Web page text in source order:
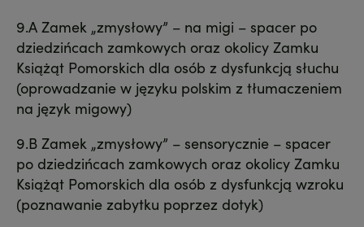
9.A Zamek „zmysłowy” – na migi – spacer po
dziedzińcach zamkowych oraz okolicy Zamku
Książąt Pomorskich dla osób z dysfunkcją słuchu
(oprowadzanie w języku polskim z tłumaczeniem
na język migowy)
9.B Zamek „zmysłowy” – sensorycznie – spacer
po dziedzińcach zamkowych oraz okolicy Zamku
Książąt Pomorskich dla osób z dysfunkcją wzroku
(poznawanie zabytku poprzez dotyk)